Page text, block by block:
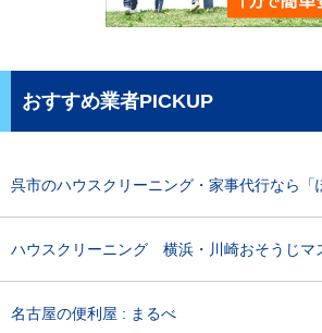
おすすめ業者PICKUP
呉市のハウスクリーニング・家事代行なら「
ハウスクリーニング 横浜・川崎おそうじマ
名古屋の便利屋 : まるべ